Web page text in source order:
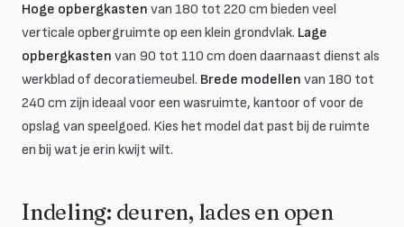
Hoge opbergkasten van 180 tot 220 cm bieden veel
verticale opbergruimte op een klein grondvlak. Lage
opbergkasten van 90 tot 110 cm doen daarnaast dienst als
werkblad of decoratiemeubel. Brede modellen van 180 tot
240 cm zijn ideaal voor een wasruimte, kantoor of voor de
opslag van speelgoed. Kies het model dat past bij de ruimte
en bij wat je erin kwijt wilt.
Indeling: deuren, lades en open